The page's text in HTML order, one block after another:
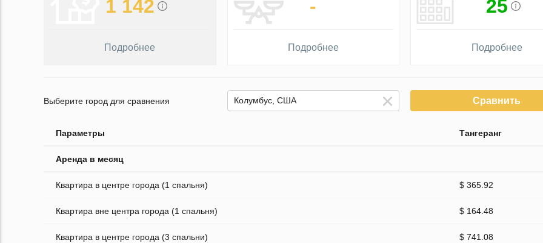
1 142
Подробнее
-
Подробнее
25
Подробнее
Выберите город для сравнения Сравнить
Параметры Тангеранг
Аренда в месяц
Квартира в центре города (1 спальня) $ 365.92
Квартира вне центра города (1 спальня) $ 164.48
Квартира в центре города (3 спальни) $ 741.08